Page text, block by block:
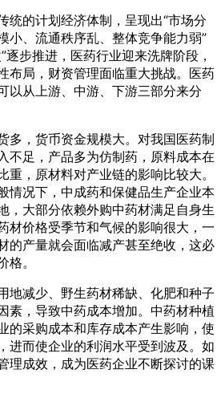
统的计划经济体制，呈现出“市场分
小、流通秩序乱、整体竞争能力弱”
逐步推进，医药行业迎来洗牌阶段，
布局，财资管理面临重大挑战。医药
以从上游、中游、下游三部分来分
多，货币资金规模大。对我国医药制
不足，产品多为仿制药，原料成本在
重，原材料对产业链的影响比较大。
情况下，中成药和保健品生产企业本
，大部分依赖外购中药材满足自身生
材价格受季节和气候的影响很大，一
的产量就会面临减产甚至绝收，这必
。
地减少、野生药材稀缺、化肥和种子
素，导致中药成本增加。中药材种植
的采购成本和库存成本产生影响，使
进而使企业的利润水平受到波及。如
理成效，成为医药企业不断探讨的课